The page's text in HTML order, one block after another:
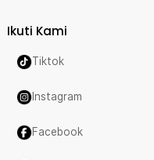
Ikuti Kami
Tiktok
Instagram
Facebook